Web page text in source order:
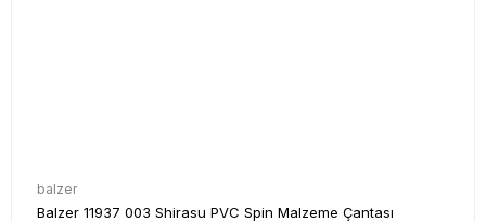
balzer
Balzer 11937 003 Shirasu PVC Spin Malzeme Çantası